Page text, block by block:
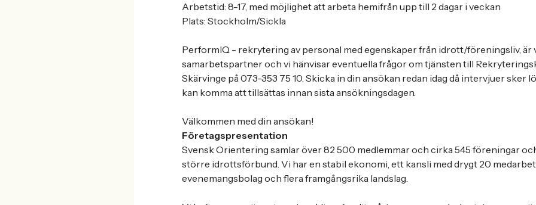
Arbetstid: 8-17, med möjlighet att arbeta hemifrån upp till 2 dagar i veckan
Plats: Stockholm/Sickla
PerformIQ - rekrytering av personal med egenskaper från idrott/föreningsliv, är
samarbetspartner och vi hänvisar eventuella frågor om tjänsten till
Skärvinge på 073-353 75 10. Skicka in din ansökan redan idag då intervjuer sker
kan komma att tillsättas innan sista ansökningsdagen.
Välkommen med din ansökan!
Företagspresentation
Svensk Orientering samlar över 82 500 medlemmar och cirka 545 föreningar
större idrottsförbund. Vi har en stabil ekonomi, ett kansli med drygt 20
evenemangsbolag och flera framgångsrika landslag.